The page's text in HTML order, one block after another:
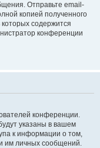
Отправьте email-
копией полученного
которых содержится
конференции
конференции.
указаны в вашем
к информации о том,
им личных сообщений.